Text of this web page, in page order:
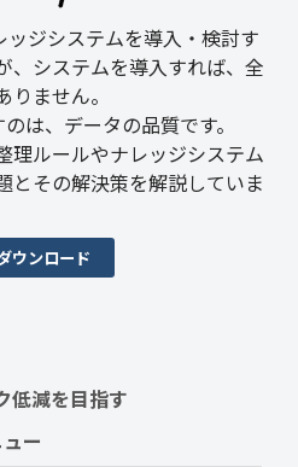
ジシステムを導入・検討す
、システムを導入すれば、全
ません。
は、データの品質です。
理ルールやナレッジシステム
とその解決策を解説していま
ウンロード
低減を目指す
ー